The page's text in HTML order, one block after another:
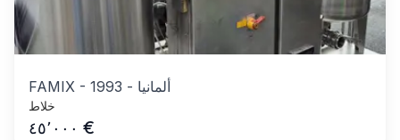
FAMIX - 1993 - ألمانيا
خلاط
٤٥٬٠٠٠ €